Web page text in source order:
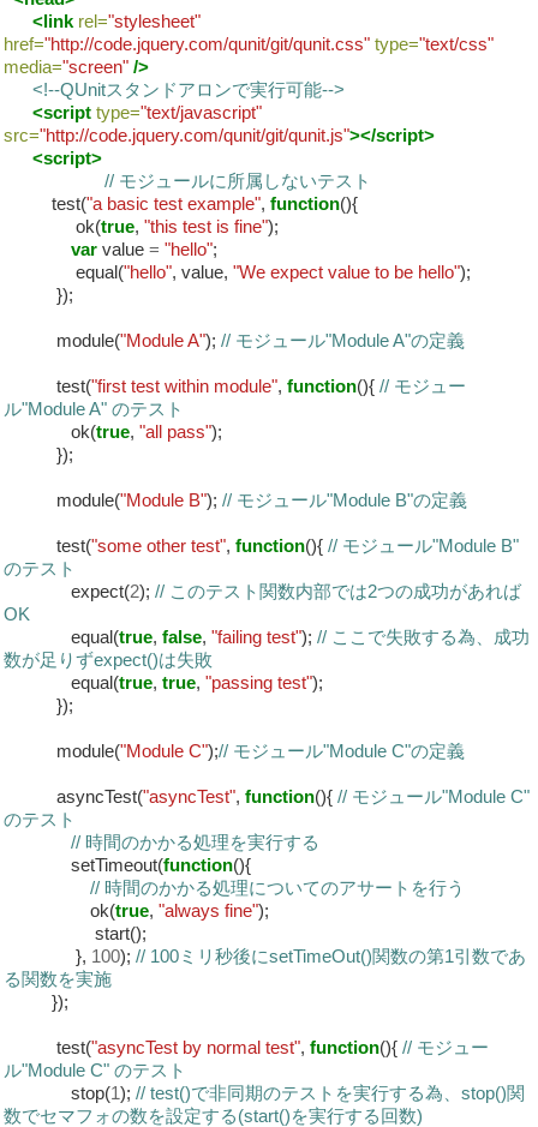
<link rel="stylesheet"
href="http://code.jquery.com/qunit/git/qunit.css" type="text/css"
media="screen" />
<!--QUnitスタンドアロンで実行可能-->
<script type="text/javascript"
src="http://code.jquery.com/qunit/git/qunit.js"></script>
<script>
// モジュールに所属しないテスト
test("a basic test example", function(){
ok(true, "this test is fine");
var value = "hello";
equal("hello", value, "We expect value to be hello");
});
module("Module A"); // モジュール"Module A"の定義
test("first test within module", function(){ // モジュー
ル"Module A" のテスト
ok(true, "all pass");
});
module("Module B"); // モジュール"Module B"の定義
test("some other test", function(){ // モジュール"Module B"
のテスト
expect(2); // このテスト関数内部では2つの成功があれば
OK
equal(true, false, "failing test"); // ここで失敗する為、成功
数が足りずexpect()は失敗
equal(true, true, "passing test");
});
module("Module C");// モジュール"Module C"の定義
asyncTest("asyncTest", function(){ // モジュール"Module C"
のテスト
// 時間のかかる処理を実行する
setTimeout(function(){
// 時間のかかる処理についてのアサートを行う
ok(true, "always fine");
start();
}, 100); // 100ミリ秒後にsetTimeOut()関数の第1引数であ
る関数を実施
});
test("asyncTest by normal test", function(){ // モジュー
ル"Module C" のテスト
stop(1); // test()で非同期のテストを実行する為、stop()関
数でセマフォの数を設定する(start()を実行する回数)